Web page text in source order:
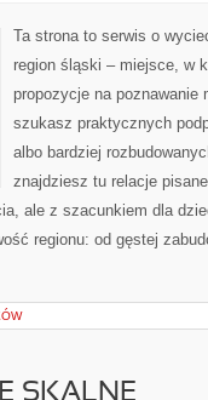
Ta strona to serwis o
region śląski – miejsce, w
propozycje na
szukasz praktycznych
albo bardziej
znajdziesz tu relacje
ale z szacunkiem dla
regionu: od gęstej
SKALNE